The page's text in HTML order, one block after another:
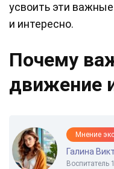
усвоить эти
и интересно.
Почему
движение
Мнение
Галина
Воспитатель